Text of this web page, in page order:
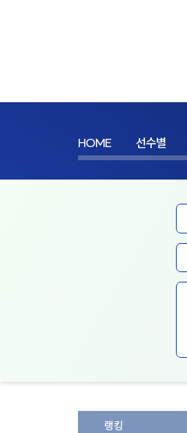
HOME 선수별
랭킹